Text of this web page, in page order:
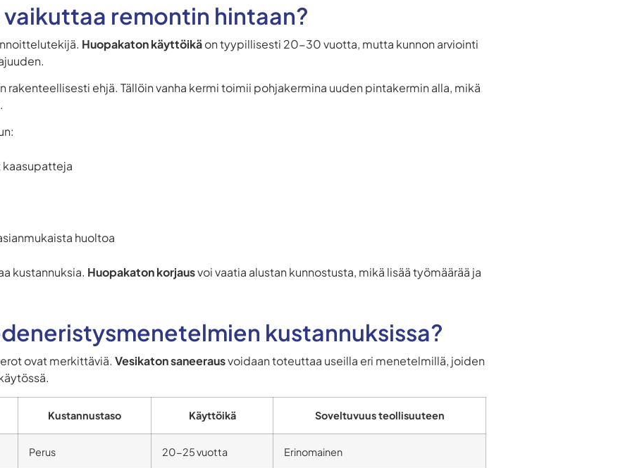
remontin hintaan?
Huopakaton käyttöikäon tyypillisesti 20-30 vuotta, mutta kunnon arviointi
rakenteellisesti ehjä. Tällöin vanha kermi toimii pohjakermina uuden pintakermin alla, mikä
huoltoa
kustannuksia. Huopakaton korjausvoi vaatia alustan kunnostusta, mikä lisää työmäärää ja
kustannuksissa?
ovat merkittäviä. Vesikaton saneerausvoidaan toteuttaa useilla eri menetelmillä, joiden
Kustannustaso Käyttöikä Soveltuvuus teollisuuteen
Perus 20-25 vuotta Erinomainen